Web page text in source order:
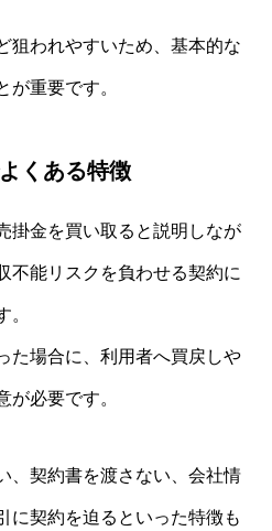
狙われやすいため、基本的な
が重要です。
くある特徴
掛金を買い取ると説明しなが
不能リスクを負わせる契約に
。
た場合に、利用者へ買戻しや
が必要です。
、契約書を渡さない、会社情
に契約を迫るといった特徴も